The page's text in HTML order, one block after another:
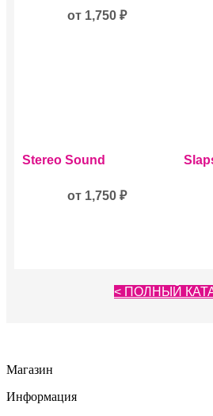
несколько
от 1,750 ₽
Этот
товар
несколько
Stereo Sound
от 1,750 ₽
Этот
< ПОЛНЫЙ
Магазин
Информация